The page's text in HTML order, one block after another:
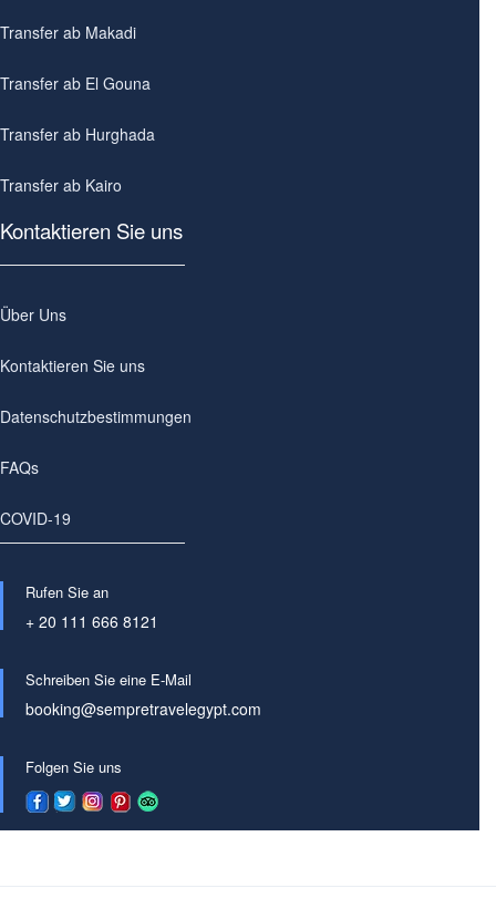
Transfer ab Makadi
Transfer ab El Gouna
Transfer ab Hurghada
Transfer ab Kairo
Kontaktieren Sie uns
Über Uns
Kontaktieren Sie uns
Datenschutzbestimmungen
FAQs
COVID-19
Rufen Sie an
+ 20 111 666 8121
Schreiben Sie eine E-Mail
booking@sempretravelegypt.com
Folgen Sie uns